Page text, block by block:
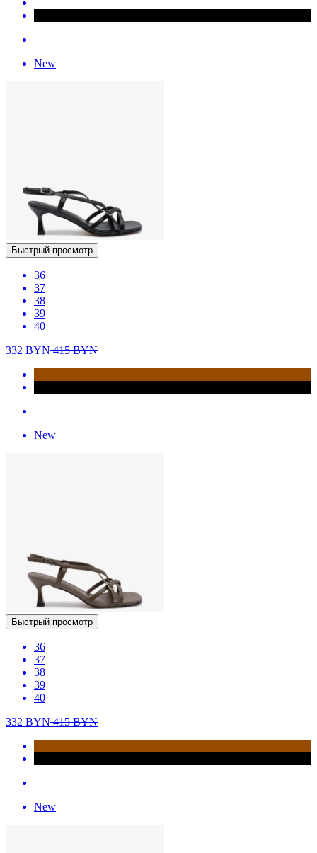
New
Быстрый просмотр
36
37
38
39
40
332 BYN415BYN
New
Быстрый просмотр
36
37
38
39
40
332 BYN415BYN
New